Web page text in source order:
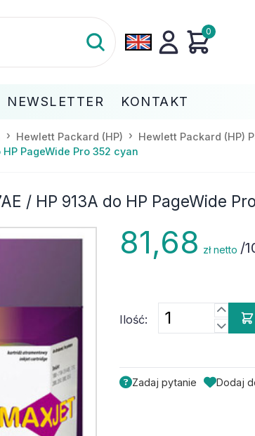
0
NEWSLETTER KONTAKT
Hewlett Packard (HP)
Hewlett Packard (HP)
HP PageWide Pro 352 cyan
/ HP 913A do HP PageWide
81,68 zł netto /
Ilość:
Zadaj pytanie Dodaj